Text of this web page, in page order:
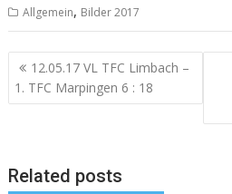
Allgemein, Bilder 2017
Beitragsnavigation
12.05.17 VL TFC Limbach –
1. TFC Marpingen 6 : 18
Related posts